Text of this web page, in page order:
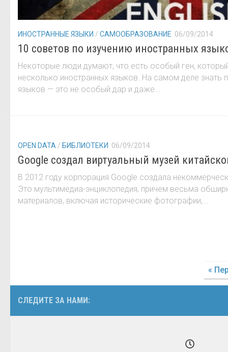
ИНОСТРАННЫЕ ЯЗЫКИ / САМООБРАЗОВАНИЕ 06/09/2014
10 советов по изучению иностранных
Некоторые люди думают, что есть особый ген,
несколько иностранных языков. На самом деле знать
языков — это не особый дар и даже...
OPEN DATA / БИБЛИОТЕКИ 06/09/2014
Google создал виртуальный музей
В 2012 году корпорация Google создала
Это мультимедиа-энциклопедия, причем весьма
материалов, включая исторические фотографии,...
«
СЛЕДИТЕ ЗА НАМИ: